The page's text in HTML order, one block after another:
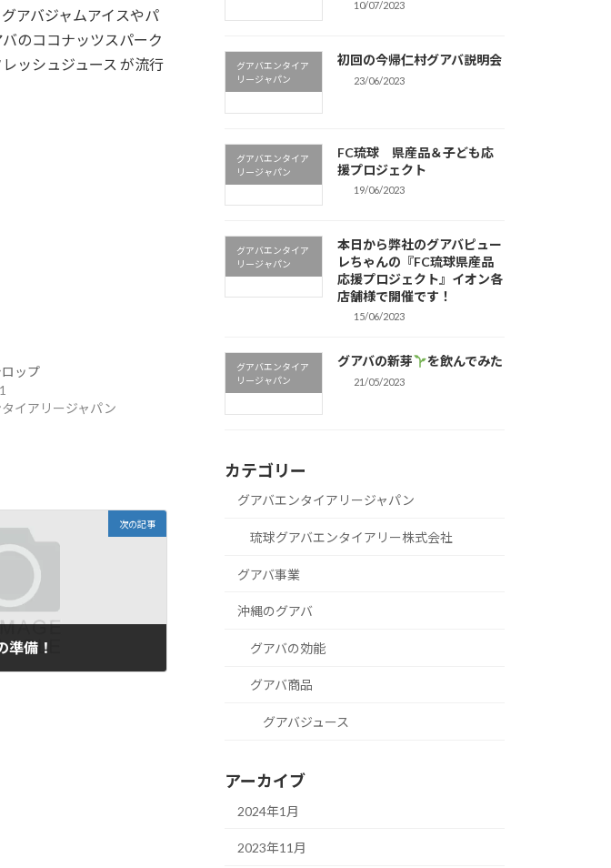
アバジャムアイスやパ
のココナッツスパーク
ッシュジュース が流行
ップ
イアリージャパン
次の記事
準備！
10/07/2023
グアバエンタイア
リージャパン
初回の今帰仁村グアバ説明会
23/06/2023
グアバエンタイア
リージャパン
FC琉球 県産品＆子ども応
援プロジェクト
19/06/2023
グアバエンタイア
リージャパン
本日から弊社のグアバピュー
レちゃんの『FC琉球県産品
応援プロジェクト』イオン各
店舗様で開催です！
15/06/2023
グアバエンタイア
リージャパン
グアバの新芽 を飲んでみた
21/05/2023
カテゴリー
グアバエンタイアリージャパン
琉球グアバエンタイアリー株式会社
グアバ事業
沖縄のグアバ
グアバの効能
グアバ商品
グアバジュース
アーカイブ
2024年1月
2023年11月